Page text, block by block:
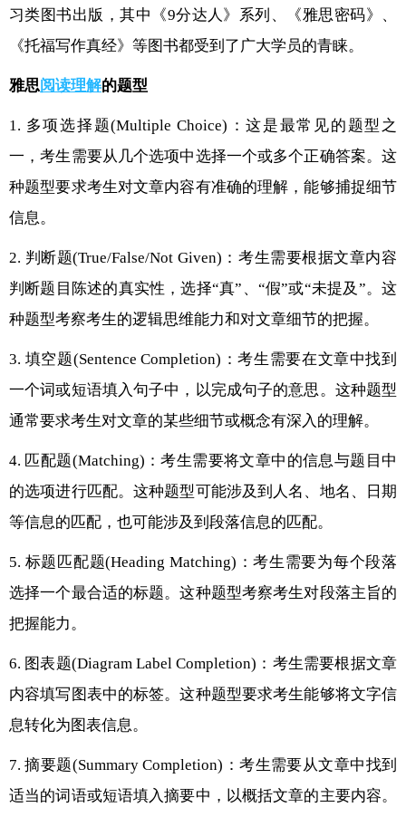
习类图书出版，其中《9分达人》系列、《雅思密码》、
《托福写作真经》等图书都受到了广大学员的青睐。
雅思阅读理解的题型
1. 多项选择题(Multiple Choice)：这是最常见的题型之
一，考生需要从几个选项中选择一个或多个正确答案。这
种题型要求考生对文章内容有准确的理解，能够捕捉细节
信息。
2. 判断题(True/False/Not Given)：考生需要根据文章内容
判断题目陈述的真实性，选择“真”、“假”或“未提及”。这
种题型考察考生的逻辑思维能力和对文章细节的把握。
3. 填空题(Sentence Completion)：考生需要在文章中找到
一个词或短语填入句子中，以完成句子的意思。这种题型
通常要求考生对文章的某些细节或概念有深入的理解。
4. 匹配题(Matching)：考生需要将文章中的信息与题目中
的选项进行匹配。这种题型可能涉及到人名、地名、日期
等信息的匹配，也可能涉及到段落信息的匹配。
5. 标题匹配题(Heading Matching)：考生需要为每个段落
选择一个最合适的标题。这种题型考察考生对段落主旨的
把握能力。
6. 图表题(Diagram Label Completion)：考生需要根据文章
内容填写图表中的标签。这种题型要求考生能够将文字信
息转化为图表信息。
7. 摘要题(Summary Completion)：考生需要从文章中找到
适当的词语或短语填入摘要中，以概括文章的主要内容。